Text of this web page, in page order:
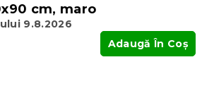
cm, maro
9.8.2026
Adaugă În Coş